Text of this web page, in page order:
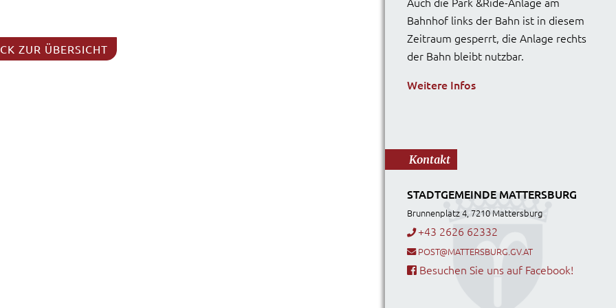
ZUR ÜBERSICHT
Bahnhof links der Bahn ist in diesem
Zeitraum gesperrt, die Anlage rechts
der Bahn bleibt nutzbar.
Weitere Infos
Kontakt
STADTGEMEINDE MATTERSBURG
Brunnenplatz 4, 7210 Mattersburg
+43 2626 62332
POST@MATTERSBURG.GV.AT
Besuchen Sie uns auf Facebook!